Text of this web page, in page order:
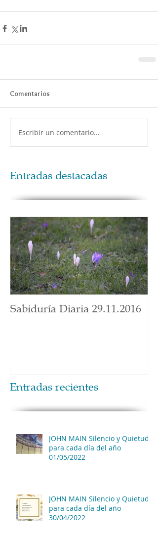
Comentarios
Escribir un comentario...
Entradas destacadas
Sabiduría Diaria 29.11.2016
Entradas recientes
JOHN MAIN Silencio y Quietud
para cada día del año
01/05/2022
JOHN MAIN Silencio y Quietud
para cada día del año
30/04/2022